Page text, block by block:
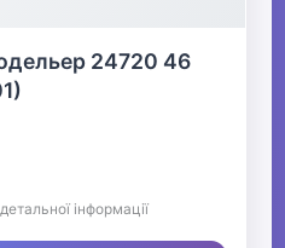
24720 46
інформації